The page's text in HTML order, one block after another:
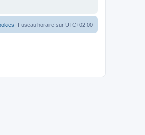
Fuseau horaire sur UTC+02:00